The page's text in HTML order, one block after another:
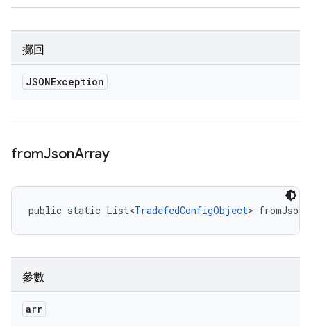
擲回
JSONException
fromJsonArray
public static List<TradefedConfigObject>
參數
arr